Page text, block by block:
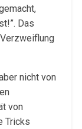
Das
nicht von
von
Tricks